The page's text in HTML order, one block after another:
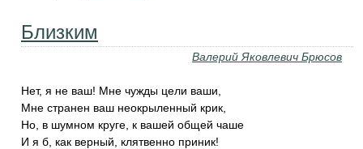
Близким
Валерий Яковлевич Брюсов
Нет, я не ваш! Мне чужды цели ваши,
Мне странен ваш неокрыленный крик,
Но, в шумном круге, к вашей общей чаше
И я б, как верный, клятвенно приник!